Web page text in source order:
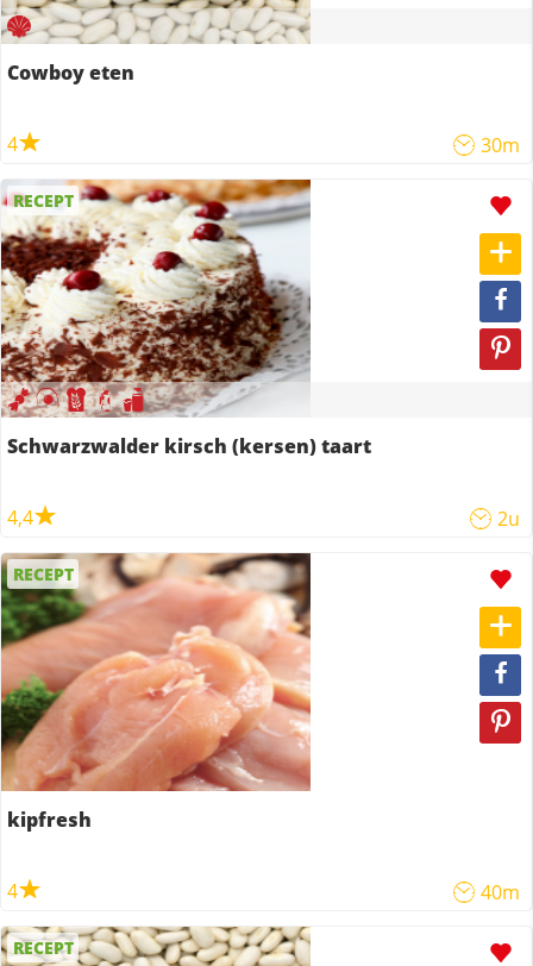
Cowboy eten
4 30m
RECEPT
Schwarzwalder kirsch (kersen) taart
4,4 2u
RECEPT
kipfresh
4 40m
RECEPT